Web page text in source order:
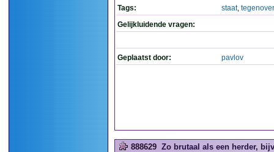
Tags:
staat, tegenover
Gelijkluidende vragen:
Geplaatst door: pavlov
888629 Zo brutaal als een herder,